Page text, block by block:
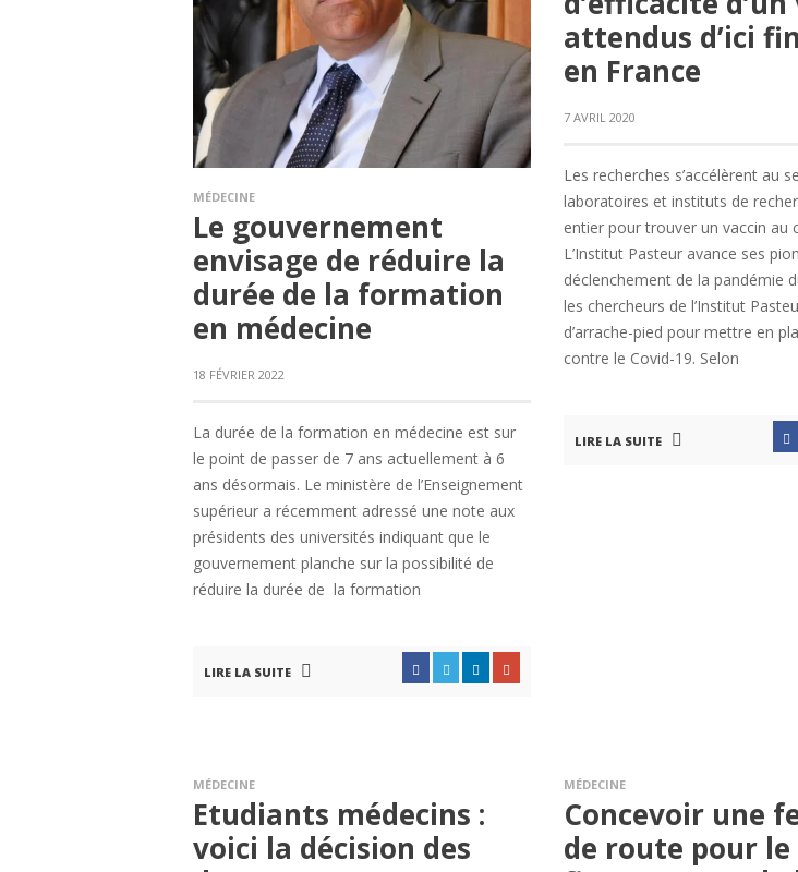
MÉDECINE
Le gouvernement
envisage de réduire la
durée de la formation
en médecine
18 FÉVRIER 2022
La durée de la formation en médecine est sur
le point de passer de 7 ans actuellement à 6
ans désormais. Le ministère de l’Enseignement
supérieur a récemment adressé une note aux
présidents des universités indiquant que le
gouvernement planche sur la possibilité de
réduire la durée de la formation
LIRE LA SUITE
attendus d’ici
en France
7 AVRIL 2020
Les recherches s’accélèrent au
laboratoires et instituts de
entier pour trouver un vaccin au
L’Institut Pasteur avance ses
déclenchement de la pandémie
les chercheurs de l’Institut
d’arrache-pied pour mettre en
contre le Covid-19. Selon
LIRE LA SUITE
MÉDECINE
Etudiants médecins :
voici la décision des
MÉDECINE
Concevoir une
de route pour le